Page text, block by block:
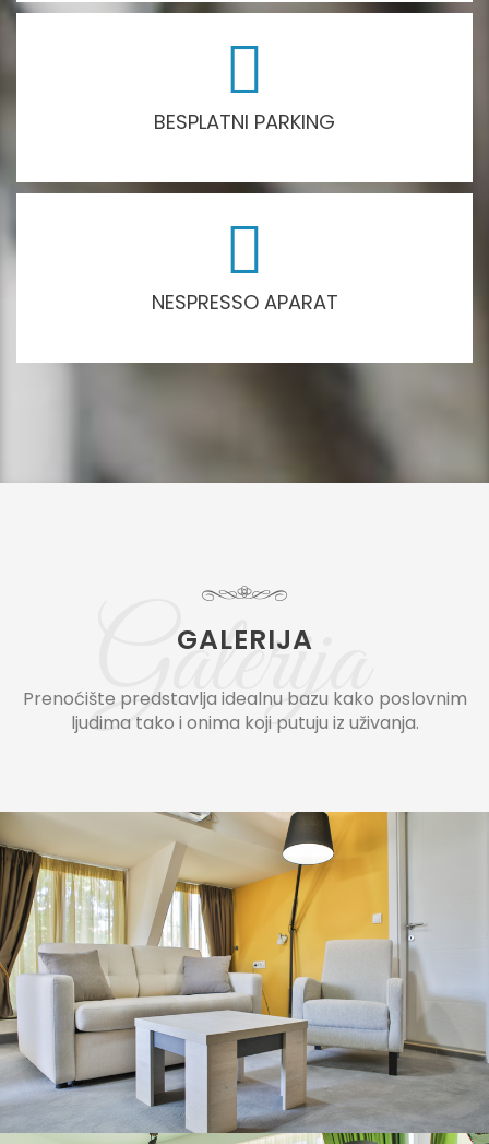
BESPLATNI PARKING
NESPRESSO APARAT
Galerija
GALERIJA
Prenoćište predstavlja idealnu bazu kako poslovnim
ljudima tako i onima koji putuju iz uživanja.